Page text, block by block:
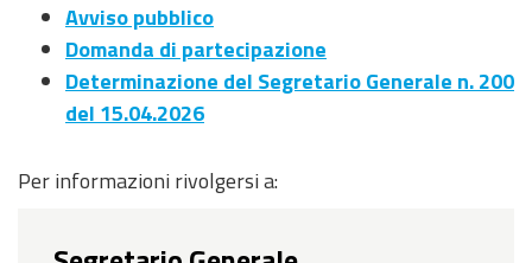
Avviso pubblico
Domanda di partecipazione
Determinazione del Segretario Generale n. 200
del 15.04.2026
Per informazioni rivolgersi a: